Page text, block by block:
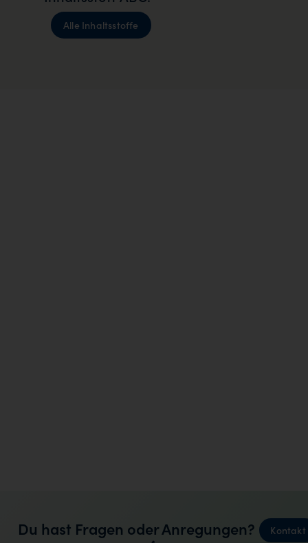
Alle Inhaltsstoffe
Du hast Fragen oder Anregungen?
Kontakt